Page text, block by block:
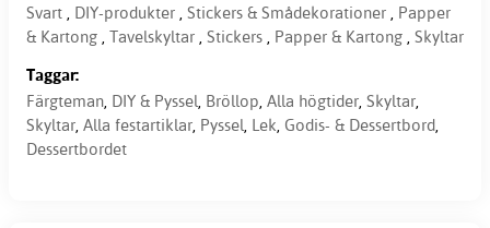
Svart , DIY-produkter , Stickers & Smådekorationer , Papper
& Kartong , Tavelskyltar , Stickers , Papper & Kartong , Skyltar
Taggar:
Färgteman, DIY & Pyssel, Bröllop, Alla högtider, Skyltar,
Skyltar, Alla festartiklar, Pyssel, Lek, Godis- & Dessertbord,
Dessertbordet